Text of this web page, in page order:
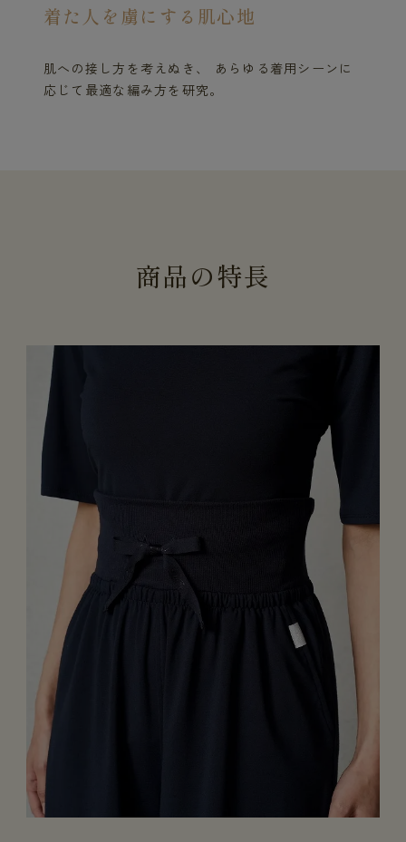
着た人を虜にする肌心地
肌への接し方を考えぬき、 あらゆる着用シーンに
応じて最適な編み方を研究。
商品の特長